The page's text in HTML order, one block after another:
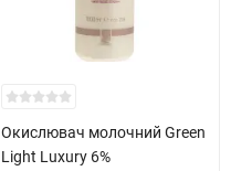
Окислювач молочний Green
Light Luxury 6%